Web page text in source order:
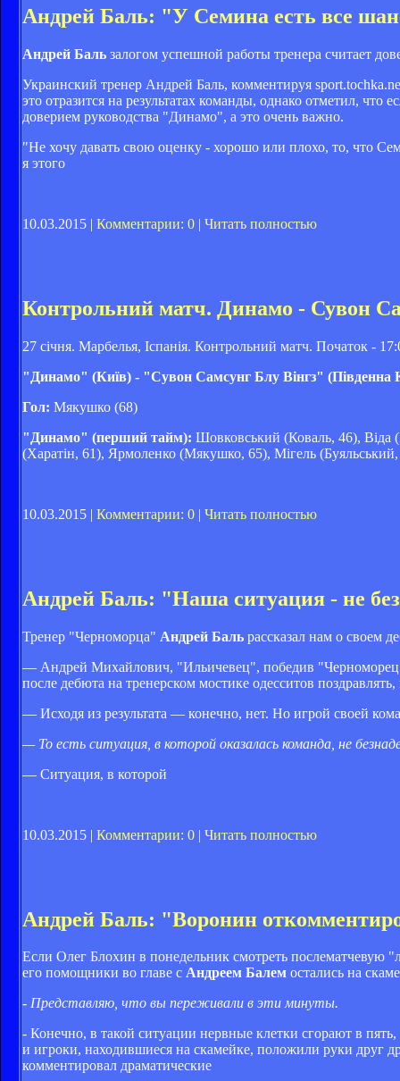
Андрей Баль: "У Семина есть все
Андрей Баль залогом успешной работы тренера считает
Украинский тренер Андрей Баль, комментируя
это отразится на результатах команды, однако отметил, что
доверием руководства "Динамо", а это очень важно.
"Не хочу давать свою оценку - хорошо или плохо, то, что
я этого
10.03.2015 | Комментарии: 0 | Читать полностью
Контрольний матч. Динамо - Сувон
27 січня. Марбелья, Іспанія. Контрольний матч. Початок -
"Динамо" (Київ) - "Сувон Самсунг Блу Вінгз" (Південна
Гол: Мякушко (68)
"Динамо" (перший тайм): Шовковський (Коваль, 46), Віда
(Харатін, 61), Ярмоленко (Мякушко, 65), Мігель
10.03.2015 | Комментарии: 0 | Читать полностью
Андрей Баль: "Наша ситуация - не
Тренер "Черноморца" Андрей Баль рассказал нам о своем
— Андрей Михайлович, "Ильичевец", победив
после дебюта на тренерском мостике одесситов
— Исходя из результата — конечно, нет. Но игрой своей
— То есть ситуация, в которой оказалась команда, не
— Ситуация, в которой
10.03.2015 | Комментарии: 0 | Читать полностью
Андрей Баль: "Воронин
Если Олег Блохин в понедельник смотреть послематчевую
его помощники во главе с Андреем Балем остались на
- Представляю, что вы переживали в эти минуты.
- Конечно, в такой ситуации нервные клетки сгорают в
и игроки, находившиеся на скамейке, положили руки друг
комментировал драматические